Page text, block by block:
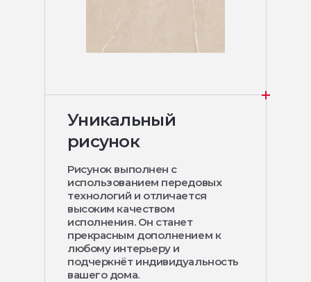
Уникальный
рисунок
Рисунок выполнен с
использованием передовых
технологий и отличается
высоким качеством
исполнения. Он станет
прекрасным дополнением к
любому интерьеру и
подчеркнёт индивидуальность
вашего дома.